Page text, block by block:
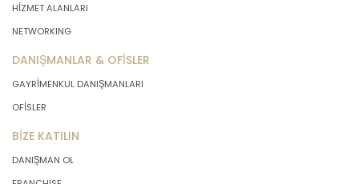
HİZMET ALANLARI
NETWORKING
DANIŞMANLAR & OFİSLER
GAYRİMENKUL DANIŞMANLARI
OFİSLER
BİZE KATILIN
DANIŞMAN OL